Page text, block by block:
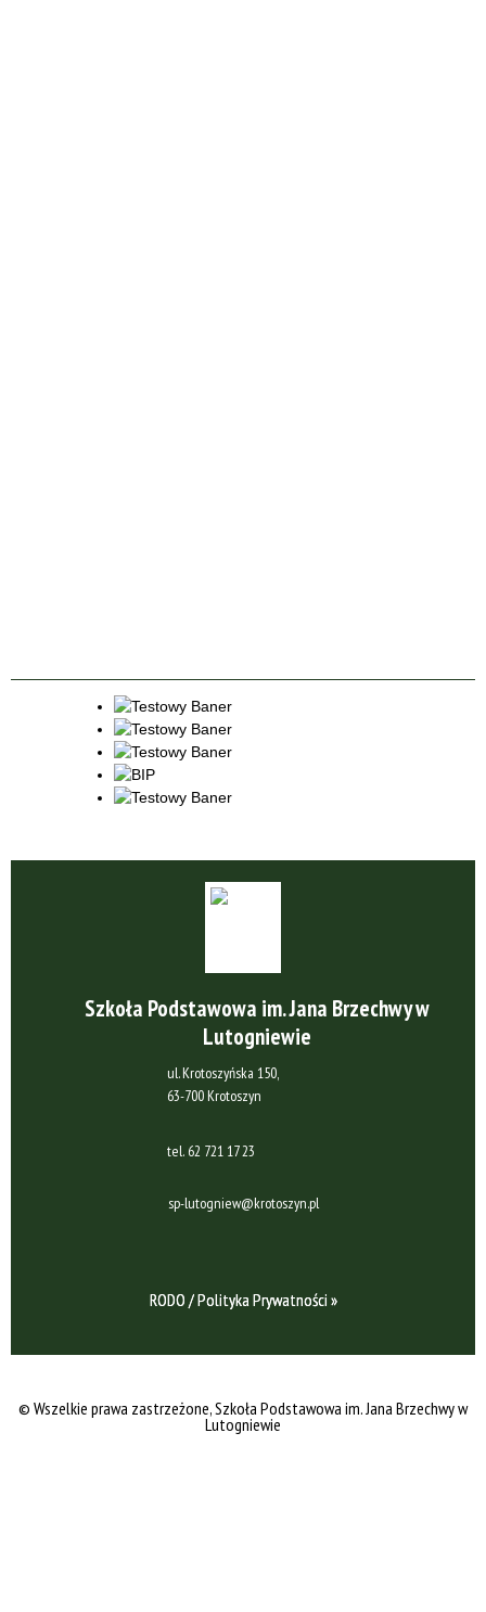
Szkoła Podstawowa im. Jana Brzechwy w
Lutogniewie
ul. Krotoszyńska 150,
63-700 Krotoszyn
tel. 62 721 17 23
sp-lutogniew@krotoszyn.pl
RODO / Polityka Prywatności »
© Wszelkie prawa zastrzeżone, Szkoła Podstawowa im. Jana Brzechwy w
Lutogniewie